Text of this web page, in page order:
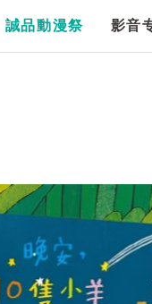
誠品動漫祭 影音